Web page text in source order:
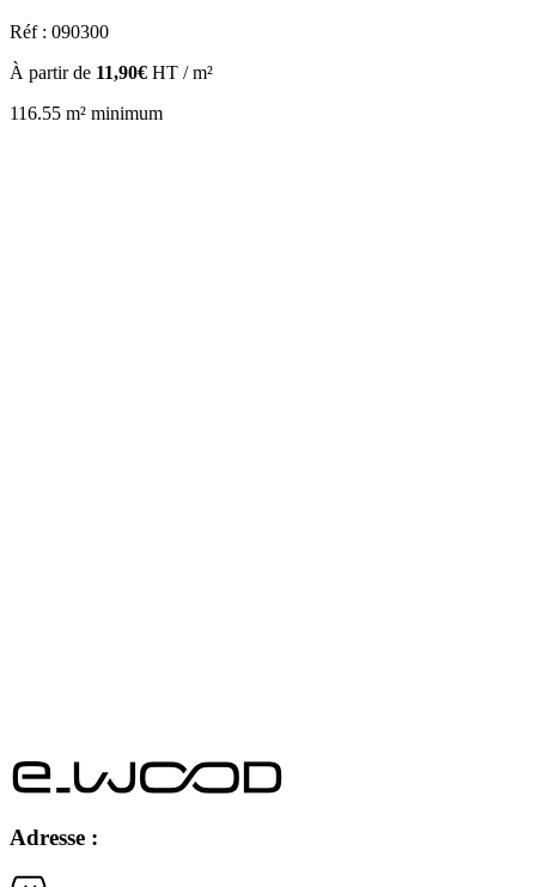
Réf : 090300
À partir de 11,90€ HT / m²
116.55 m² minimum
Adresse :